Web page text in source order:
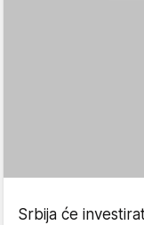
Srbija će